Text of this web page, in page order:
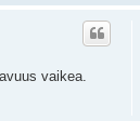
vaikea.